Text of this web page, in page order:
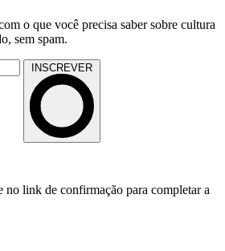
o que você precisa saber sobre cultura
sem spam.
INSCREVER
no link de confirmação para completar a